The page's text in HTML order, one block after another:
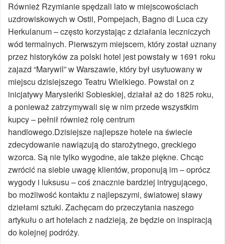
Również Rzymianie spędzali lato w miejscowościach
uzdrowiskowych w Ostii, Pompejach, Bagno di Luca czy
Herkulanum – często korzystając z działania leczniczych
wód termalnych. Pierwszym miejscem, który został uznany
przez historyków za polski hotel jest powstały w 1691 roku
zajazd “Marywil” w Warszawie, który był usytuowany w
miejscu dzisiejszego Teatru Wielkiego. Powstał on z
inicjatywy Marysieńki Sobieskiej, działał aż do 1825 roku,
a ponieważ zatrzymywali się w nim przede wszystkim
kupcy – pełnił również rolę centrum
handlowego.Dzisiejsze najlepsze hotele na świecie
zdecydowanie nawiązują do starożytnego, greckiego
wzorca. Są nie tylko wygodne, ale także piękne. Chcąc
zwrócić na siebie uwagę klientów, proponują im – oprócz
wygody i luksusu – coś znacznie bardziej intrygującego,
bo możliwość kontaktu z najlepszymi, światowej sławy
dziełami sztuki. Zachęcam do przeczytania naszego
artykułu o art hotelach z nadzieją, że będzie on inspiracją
do kolejnej podróży.